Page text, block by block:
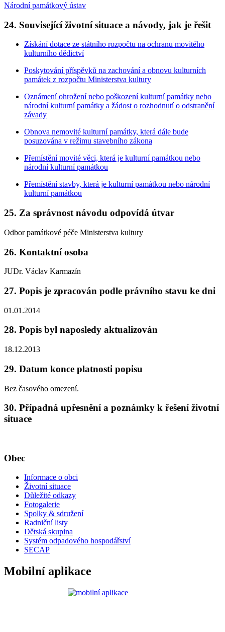
Národní památkový ústav
24. Související životní situace a návody, jak je řešit
Získání dotace ze státního rozpočtu na ochranu movitého
kulturního dědictví
Poskytování příspěvků na zachování a obnovu kulturních
památek z rozpočtu Ministerstva kultury
Oznámení ohrožení nebo poškození kulturní památky nebo
národní kulturní památky a žádost o rozhodnutí o odstranění
závady
Obnova nemovité kulturní památky, která dále bude
posuzována v režimu stavebního zákona
Přemístění movité věci, která je kulturní památkou nebo
národní kulturní památkou
Přemístění stavby, která je kulturní památkou nebo národní
kulturní památkou
25. Za správnost návodu odpovídá útvar
Odbor památkové péče Ministerstva kultury
26. Kontaktní osoba
JUDr. Václav Karmazín
27. Popis je zpracován podle právního stavu ke dni
01.01.2014
28. Popis byl naposledy aktualizován
18.12.2013
29. Datum konce platnosti popisu
Bez časového omezení.
30. Případná upřesnění a poznámky k řešení životní
situace
Obec
Informace o obci
Životní situace
Důležité odkazy
Fotogalerie
Spolky & sdružení
Radniční listy
Dětská skupina
Systém odpadového hospodářství
SECAP
Mobilní aplikace